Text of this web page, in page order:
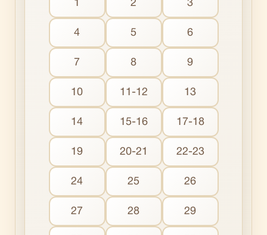
1 2 3
4 5 6
7 8 9
10 11-12 13
14 15-16 17-18
19 20-21 22-23
24 25 26
27 28 29